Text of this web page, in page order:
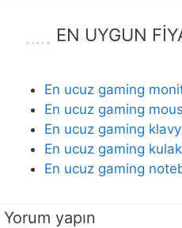
EN UYGUN
En ucuz gaming
En ucuz gaming
En ucuz gaming
En ucuz gaming
En ucuz gaming
Yorum yapın